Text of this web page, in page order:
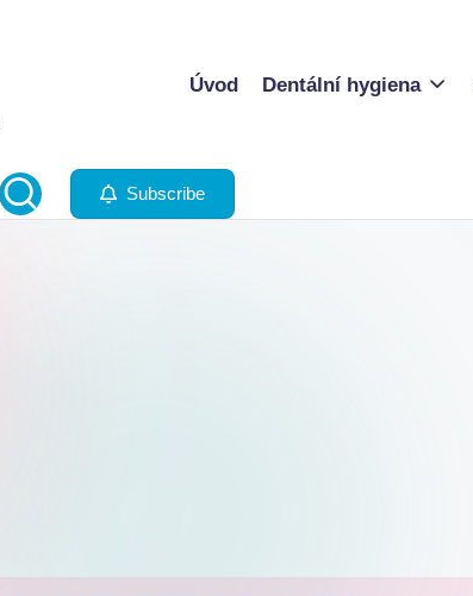
Úvod Dentální hygiena
Subscribe